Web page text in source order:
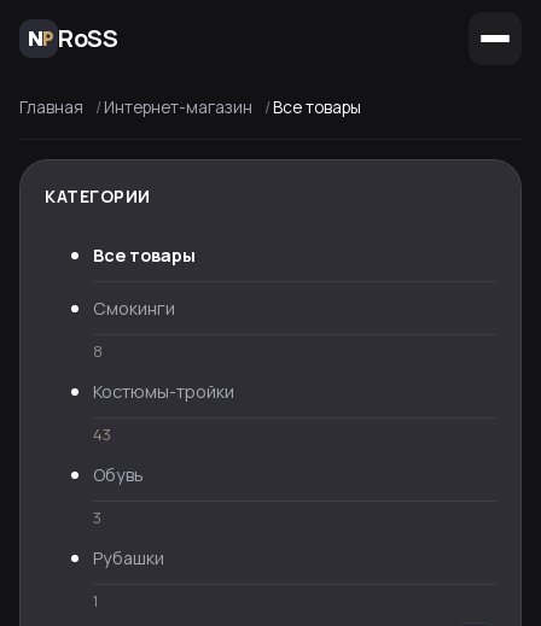
RoSS
Главная Интернет-магазин Все товары
КАТЕГОРИИ
Все товары
Смокинги
8
Костюмы-тройки
43
Обувь
3
Рубашки
1